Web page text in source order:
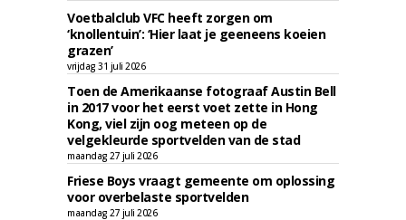
Voetbalclub VFC heeft zorgen om
‘knollentuin’: ‘Hier laat je geeneens koeien
grazen’
vrijdag 31 juli 2026
Toen de Amerikaanse fotograaf Austin Bell
in 2017 voor het eerst voet zette in Hong
Kong, viel zijn oog meteen op de
velgekleurde sportvelden van de stad
maandag 27 juli 2026
Friese Boys vraagt gemeente om oplossing
voor overbelaste sportvelden
maandag 27 juli 2026